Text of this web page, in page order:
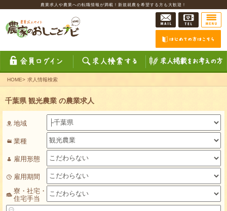
農業求人や農業への転職情報が満載！新規就農を希望する方も大歓迎！
HOME> 求人情報検索
千葉県 観光農業 の農業求人
地域
業種
雇用形態
雇用期間
寮・社宅・
住宅手当